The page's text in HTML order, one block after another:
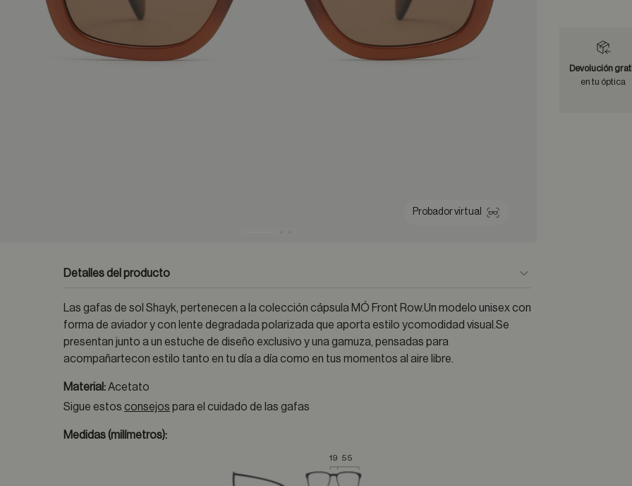
Probador virtual
Detalles del producto
Las gafas de sol Shayk, pertenecen a la colección cápsula MÓ Front Row.Un modelo unisex con
forma de aviador y con lente degradada polarizada que aporta estilo ycomodidad visual.Se
presentan junto a un estuche de diseño exclusivo y una gamuza, pensadas para
acompañartecon estilo tanto en tu día a día como en tus momentos al aire libre.
Material:Acetato
Sigue estosconsejos para el cuidado de las gafas
Medidas (milímetros):
19 55
Devolución
en tu óptica